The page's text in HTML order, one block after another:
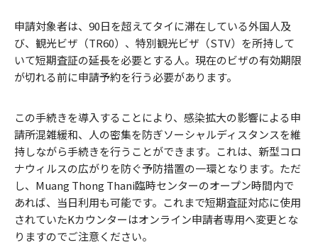
申請対象者は、90日を超えてタイに滞在している外国人及
び、観光ビザ（TR60）、特別観光ビザ（STV）を所持して
いて短期査証の延長を必要とする人。現在のビザの有効期限
が切れる前に申請予約を行う必要があります。
この手続きを導入することにより、感染拡大の影響による申
請所混雑緩和、人の密集を防ぎソーシャルディスタンスを維
持しながら手続きを行うことができます。これは、新型コロ
ナウィルスの広がりを防ぐ予防措置の一環となります。ただ
し、Muang Thong Thani臨時センターのオープン時間内で
あれば、当日利用も可能です。これまで短期査証対応に使用
されていたKカウンターはオンライン申請者専用へ変更とな
りますのでご注意ください。